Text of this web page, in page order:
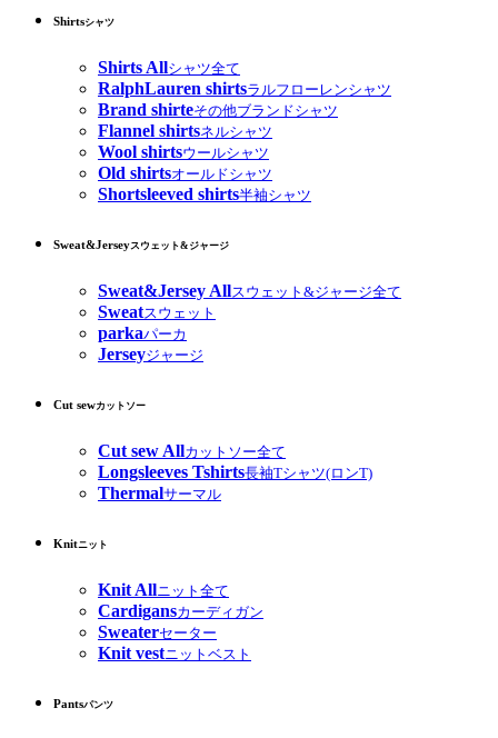
Shirtsシャツ
Shirts Allシャツ全て
RalphLauren shirtsラルフローレンシャツ
Brand shirteその他ブランドシャツ
Flannel shirtsネルシャツ
Wool shirtsウールシャツ
Old shirtsオールドシャツ
Shortsleeved shirts半袖シャツ
Sweat&Jerseyスウェット&ジャージ
Sweat&Jersey Allスウェット&ジャージ全て
Sweatスウェット
parkaパーカ
Jerseyジャージ
Cut sewカットソー
Cut sew Allカットソー全て
Longsleeves Tshirts長袖Tシャツ(ロンT)
Thermalサーマル
Knitニット
Knit Allニット全て
Cardigansカーディガン
Sweaterセーター
Knit vestニットベスト
Pantsパンツ